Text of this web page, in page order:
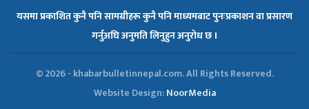
यसमा प्रकाशित कुनै पनि सामग्रीहरू कुनै पनि माध्यमबाट पुनःप्रकाशन वा प्रसारण
गर्नुअघि अनुमति लिनुहुन अनुरोध छ ।
© 2026 - khabarbulletinnepal.com. All Rights Reserved.
Website Design:NoorMedia